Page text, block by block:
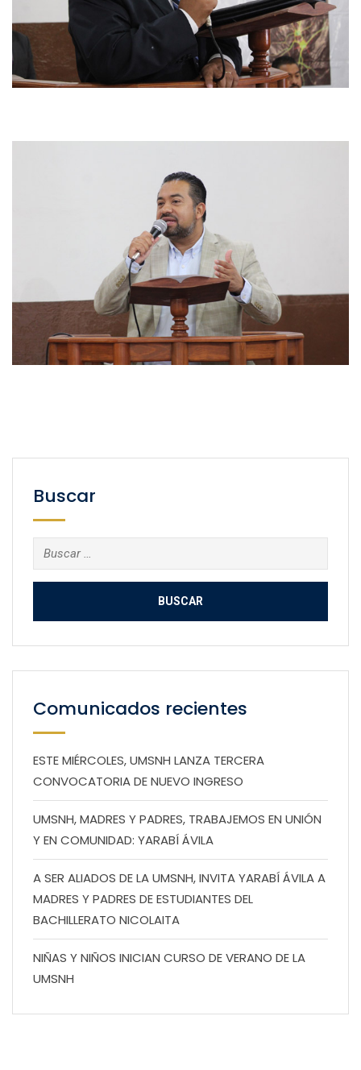
Buscar
Buscar:
Comunicados recientes
ESTE MIÉRCOLES, UMSNH LANZA TERCERA
CONVOCATORIA DE NUEVO INGRESO
UMSNH, MADRES Y PADRES, TRABAJEMOS EN UNIÓN
Y EN COMUNIDAD: YARABÍ ÁVILA
A SER ALIADOS DE LA UMSNH, INVITA YARABÍ ÁVILA A
MADRES Y PADRES DE ESTUDIANTES DEL
BACHILLERATO NICOLAITA
NIÑAS Y NIÑOS INICIAN CURSO DE VERANO DE LA
UMSNH